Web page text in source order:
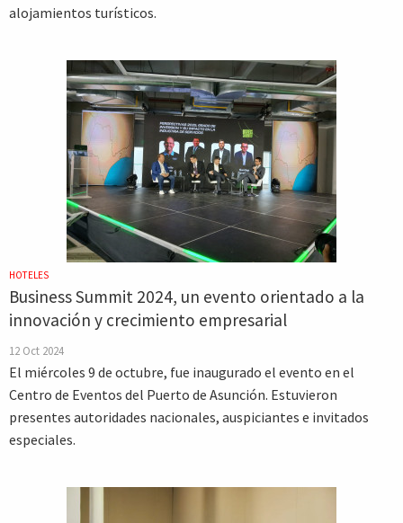
alojamientos turísticos.
HOTELES
Business Summit 2024, un evento orientado a la
innovación y crecimiento empresarial
12 Oct 2024
El miércoles 9 de octubre, fue inaugurado el evento en el
Centro de Eventos del Puerto de Asunción. Estuvieron
presentes autoridades nacionales, auspiciantes e invitados
especiales.